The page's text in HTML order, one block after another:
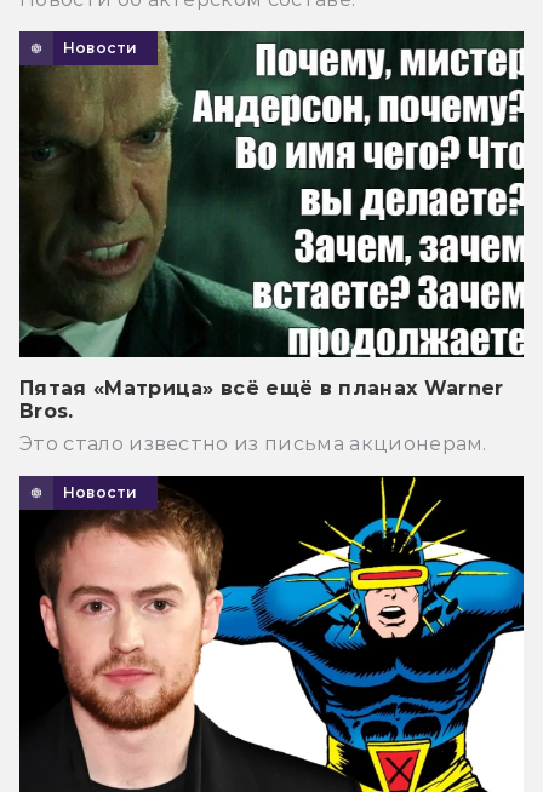
Новости
Пятая «Матрица» всё ещё в планах Warner
Bros.
Это стало известно из письма акционерам.
Новости